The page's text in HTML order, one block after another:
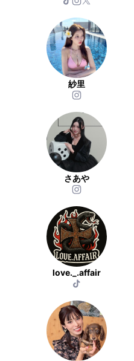
紗里
さあや
love._.affair